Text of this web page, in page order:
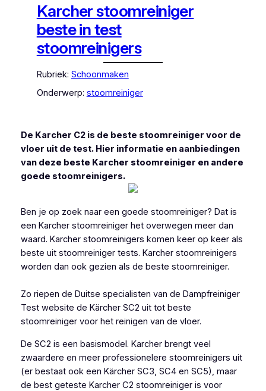
Karcher stoomreiniger
beste in test
stoomreinigers
Rubriek: Schoonmaken
Onderwerp: stoomreiniger
De Karcher C2 is de beste stoomreiniger voor de
vloer uit de test. Hier informatie en aanbiedingen
van deze beste Karcher stoomreiniger en andere
goede stoomreinigers.
Ben je op zoek naar een goede stoomreiniger? Dat is
een Karcher stoomreiniger het overwegen meer dan
waard. Karcher stoomreinigers komen keer op keer als
beste uit stoomreiniger tests. Karcher stoomreinigers
worden dan ook gezien als de beste stoomreiniger.
Zo riepen de Duitse specialisten van de Dampfreiniger
Test website de Kärcher SC2 uit tot beste
stoomreiniger voor het reinigen van de vloer.
De SC2 is een basismodel. Karcher brengt veel
zwaardere en meer professionelere stoomreinigers uit
(er bestaat ook een Kärcher SC3, SC4 en SC5), maar
de best geteste Karcher C2 stoomreiniger is voor